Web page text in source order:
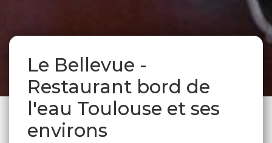
Le Bellevue -
Restaurant bord de
l'eau Toulouse et ses
environs